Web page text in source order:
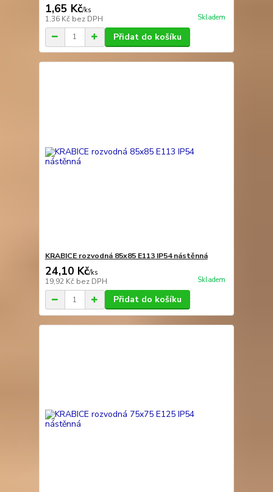
1,65 Kč/ks
1,36 Kč bez DPH Skladem
Přidat do košíku
KRABICE rozvodná 85x85 E113 IP54 nástěnná
24,10 Kč/ks
19,92 Kč bez DPH Skladem
Přidat do košíku